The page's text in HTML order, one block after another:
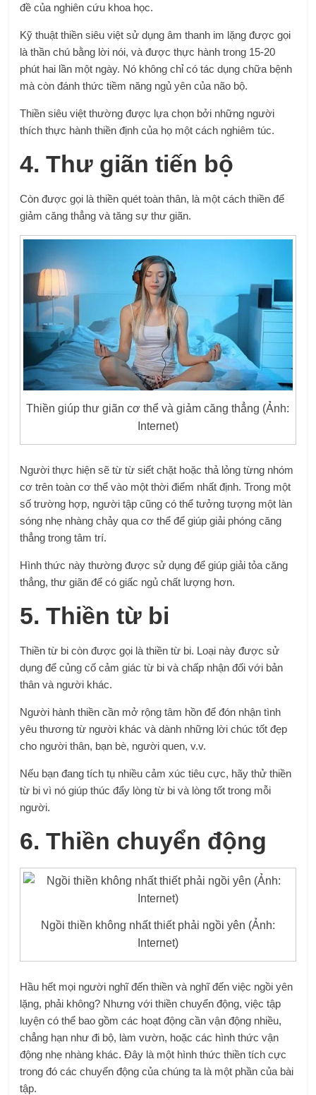
đề của nghiên cứu khoa học.
Kỹ thuật thiền siêu việt sử dụng âm thanh im lặng được gọi
là thần chú bằng lời nói, và được thực hành trong 15-20
phút hai lần một ngày. Nó không chỉ có tác dụng chữa bệnh
mà còn đánh thức tiềm năng ngủ yên của não bộ.
Thiền siêu việt thường được lựa chọn bởi những người
thích thực hành thiền định của họ một cách nghiêm túc.
4. Thư giãn tiến bộ
Còn được gọi là thiền quét toàn thân, là một cách thiền để
giảm căng thẳng và tăng sự thư giãn.
Thiền giúp thư giãn cơ thể và giảm căng thẳng (Ảnh:
Internet)
Người thực hiện sẽ từ từ siết chặt hoặc thả lỏng từng nhóm
cơ trên toàn cơ thể vào một thời điểm nhất định. Trong một
số trường hợp, người tập cũng có thể tưởng tượng một làn
sóng nhẹ nhàng chảy qua cơ thể để giúp giải phóng căng
thẳng trong tâm trí.
Hình thức này thường được sử dụng để giúp giải tỏa căng
thẳng, thư giãn để có giấc ngủ chất lượng hơn.
5. Thiền từ bi
Thiền từ bi còn được gọi là thiền từ bi. Loại này được sử
dụng để củng cố cảm giác từ bi và chấp nhận đối với bản
thân và người khác.
Người hành thiền cần mở rộng tâm hồn để đón nhận tình
yêu thương từ người khác và dành những lời chúc tốt đẹp
cho người thân, bạn bè, người quen, v.v.
Nếu bạn đang tích tụ nhiều cảm xúc tiêu cực, hãy thử thiền
từ bi vì nó giúp thúc đẩy lòng từ bi và lòng tốt trong mỗi
người.
6. Thiền chuyển động
Ngồi thiền không nhất thiết phải ngồi yên (Ảnh:
Internet)
Hầu hết mọi người nghĩ đến thiền và nghĩ đến việc ngồi yên
lặng, phải không? Nhưng với thiền chuyển động, việc tập
luyện có thể bao gồm các hoạt động cần vận động nhiều,
chẳng hạn như đi bộ, làm vườn, hoặc các hình thức vận
động nhẹ nhàng khác. Đây là một hình thức thiền tích cực
trong đó các chuyển động của chúng ta là một phần của bài
tập.